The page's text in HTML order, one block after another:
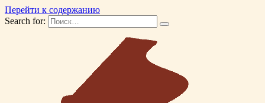
Перейти к содержанию
Search for: